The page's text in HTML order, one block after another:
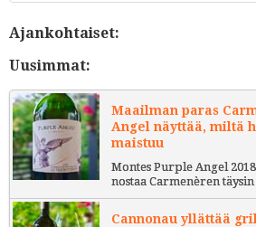
Ajankohtaiset:
Uusimmat:
Maailman paras
Angel näyttää, miltä
maistuu
Montes Purple Angel
nostaa Carmenèren
Cannonau yllättää